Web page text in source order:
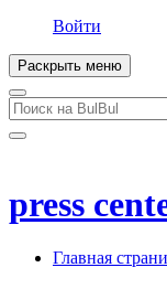
Войти
Раскрыть меню
press
Главная